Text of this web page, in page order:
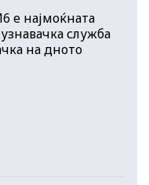
е најмоќната
служба
на дното